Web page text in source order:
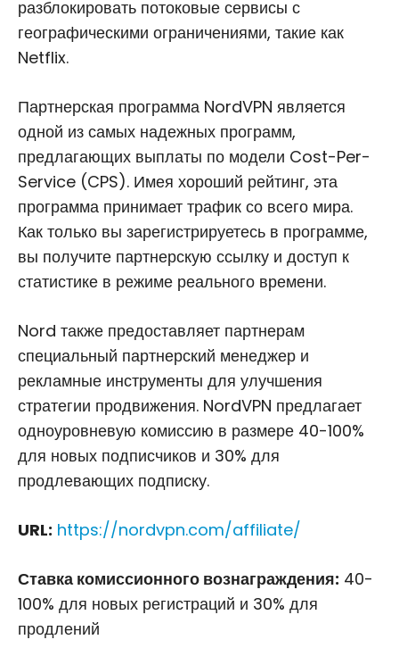
разблокировать потоковые сервисы с
географическими ограничениями, такие как
Netflix.
Партнерская программа NordVPN является
одной из самых надежных программ,
предлагающих выплаты по модели Cost-Per-
Service (CPS). Имея хороший рейтинг, эта
программа принимает трафик со всего мира.
Как только вы зарегистрируетесь в программе,
вы получите партнерскую ссылку и доступ к
статистике в режиме реального времени.
Nord также предоставляет партнерам
специальный партнерский менеджер и
рекламные инструменты для улучшения
стратегии продвижения. NordVPN предлагает
одноуровневую комиссию в размере 40-100%
для новых подписчиков и 30% для
продлевающих подписку.
URL: https://nordvpn.com/affiliate/
Ставка комиссионного вознаграждения: 40-
100% для новых регистраций и 30% для
продлений